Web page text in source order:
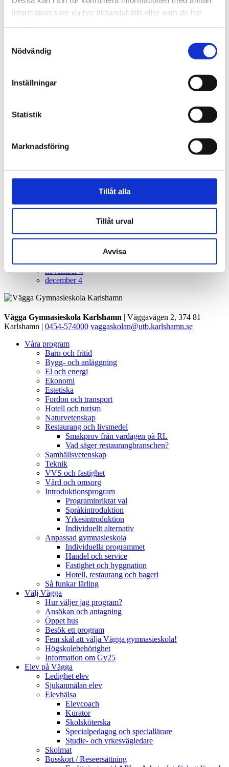
information som du har tillhandahållit eller som de har
Nödvändig
Inställningar
Statistik
Marknadsföring
Tillåt alla
Tillåt urval
Avvisa
april2
maj1
september
33
maj6
augusti2
september2
december4
oktober1
november4
december4
Vägga Gymnasieskola Karlshamn | Väggavägen 2, 374 81
Karlshamn | 0454-574000 vaggaskolan@utb.karlshamn.se
Våra program
Barn och fritid
Bygg- och anläggning
El och energi
Ekonomi
Estetiska
Fordon och transport
Hotell och turism
Naturvetenskap
Restaurang och livsmedel
Smakprov från vardagen på RL
Vad säger restaurangbranschen?
Samhällsvetenskap
Teknik
VVS och fastighet
Vård och omsorg
Introduktionsprogram
Programinriktat val
Språkintroduktion
Yrkesintroduktion
Individuellt alternativ
Anpassad gymnasieskola
Individuella programmet
Handel och service
Fastighet och byggnation
Hotell, restaurang och bageri
Så funkar lärling
Välj Vägga
Hur väljer jag program?
Ansökan och antagning
Öppet hus
Besök ett program
Fem skäl att välja Vägga gymnasieskola!
Högskolebehörighet
Information om Gy25
Elev på Vägga
Ledighet elev
Sjukanmälan elev
Elevhälsa
Elevcoach
Kurator
Skolsköterska
Specialpedagog och speciallärare
Studie- och yrkesvägledare
Skolmat
Busskort / Reseersättning